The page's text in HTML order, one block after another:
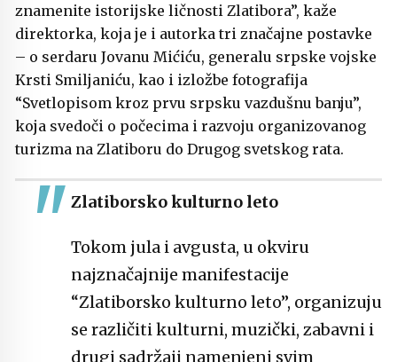
znamenite istorijske ličnosti Zlatibora”, kaže
direktorka, koja je i autorka tri značajne postavke
– o serdaru Jovanu Mićiću, generalu srpske vojske
Krsti Smiljaniću, kao i izložbe fotografija
“Svetlopisom kroz prvu srpsku vazdušnu banju”,
koja svedoči o počecima i razvoju organizovanog
turizma na Zlatiboru do Drugog svetskog rata.
Zlatiborsko kulturno leto
Tokom jula i avgusta, u okviru
najznačajnije manifestacije
“Zlatiborsko kulturno leto”, organizuju
se različiti kulturni, muzički, zabavni i
drugi sadržaji namenjeni svim